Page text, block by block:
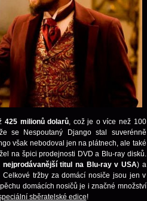
425 milionů dolarů, což je o více než 100
se Nespoutaný Django stal suverénně
však nebodoval jen na plátnech, ale také
na špici prodejnosti DVD a Blu-ray disků.
nejprodávanější titul na Blu-ray v USA) a
tržby za domácí nosiče jsou jen v
domácích nosičů je i značné množství
sběratelské edice!